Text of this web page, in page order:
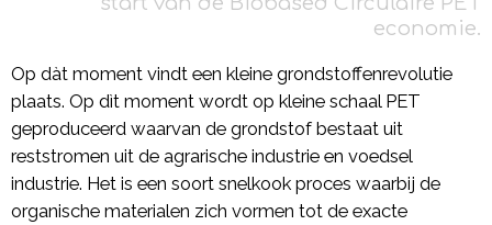
economie.
Op dàt moment vindt een kleine grondstoffenrevolutie
plaats. Op dìt moment wordt op kleine schaal PET
geproduceerd waarvan de grondstof bestaat uit
reststromen uit de agrarische industrie en voedsel
industrie. Het is een soort snelkook proces waarbij de
organische materialen zich vormen tot de exacte